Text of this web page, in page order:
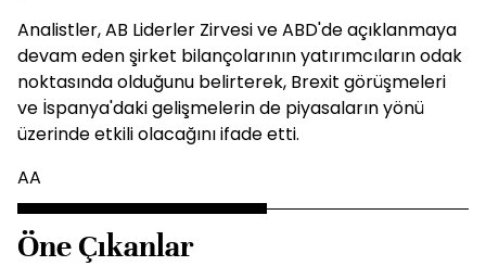
Analistler, AB Liderler Zirvesi ve ABD'de açıklanmaya
devam eden şirket bilançolarının yatırımcıların odak
noktasında olduğunu belirterek, Brexit görüşmeleri
ve İspanya'daki gelişmelerin de piyasaların yönü
üzerinde etkili olacağını ifade etti.
AA
Öne Çıkanlar